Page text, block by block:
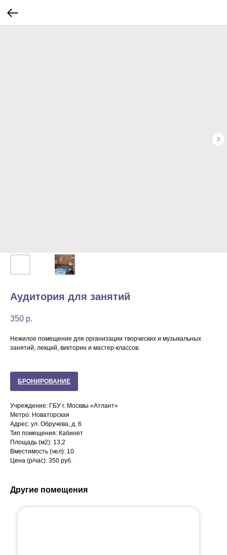
Аудитория для занятий
350 р.
Нежилое помещение для организации творческих и музыкальных
занятий, лекций, викторин и мастер-классов.
БРОНИРОВАНИЕ
Учреждение: ГБУ г. Москвы «Атлант»
Метро: Новаторская
Адрес: ул. Обручева, д. 6
Тип помещения: Кабинет
Площадь (м2): 13,2
Вместимость (чел): 10
Цена (р/час): 350 руб.
Другие помещения